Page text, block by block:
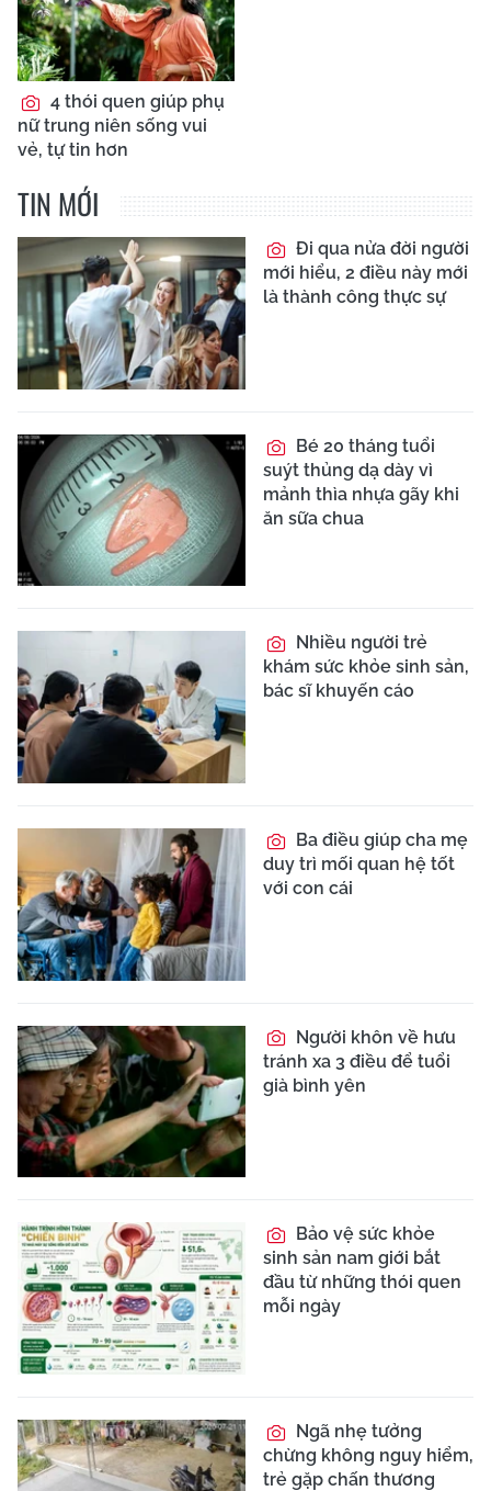
4 thói quen giúp phụ
nữ trung niên sống vui
vẻ, tự tin hơn
TIN MỚI
Đi qua nửa đời người
mới hiểu, 2 điều này mới
là thành công thực sự
Bé 20 tháng tuổi
suýt thủng dạ dày vì
mảnh thìa nhựa gãy khi
ăn sữa chua
Nhiều người trẻ
khám sức khỏe sinh sản,
bác sĩ khuyến cáo
Ba điều giúp cha mẹ
duy trì mối quan hệ tốt
với con cái
Người khôn về hưu
tránh xa 3 điều để tuổi
già bình yên
Bảo vệ sức khỏe
sinh sản nam giới bắt
đầu từ những thói quen
mỗi ngày
Ngã nhẹ tưởng
chừng không nguy hiểm,
trẻ gặp chấn thương